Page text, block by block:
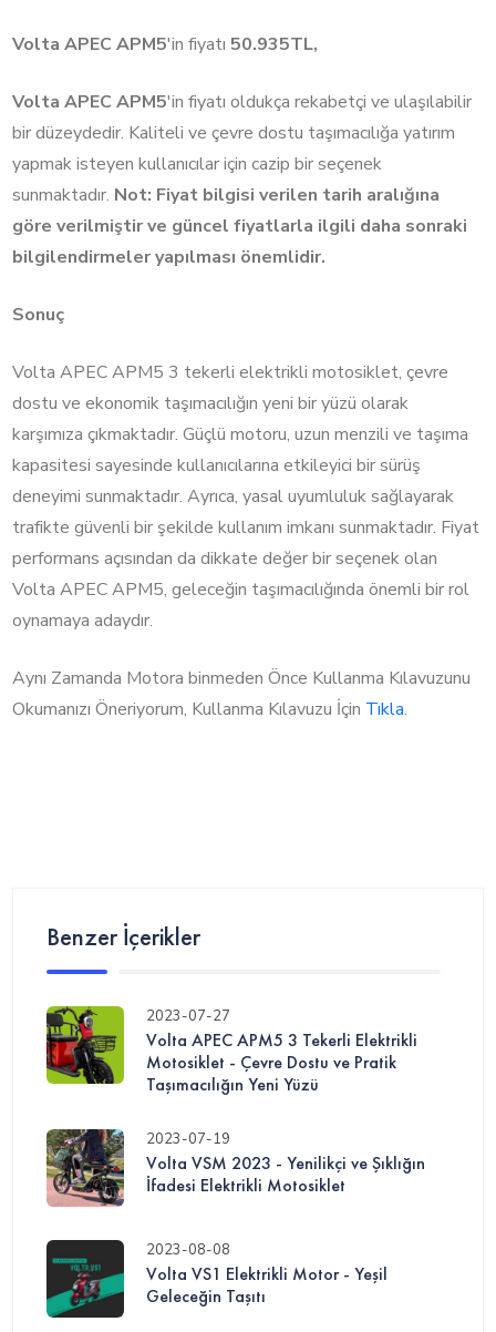
Volta APEC APM5'in fiyatı 50.935TL,
Volta APEC APM5'in fiyatı oldukça rekabetçi ve ulaşılabilir
bir düzeydedir. Kaliteli ve çevre dostu taşımacılığa yatırım
yapmak isteyen kullanıcılar için cazip bir seçenek
sunmaktadır. Not: Fiyat bilgisi verilen tarih aralığına
göre verilmiştir ve güncel fiyatlarla ilgili daha sonraki
bilgilendirmeler yapılması önemlidir.
Sonuç
Volta APEC APM5 3 tekerli elektrikli motosiklet, çevre
dostu ve ekonomik taşımacılığın yeni bir yüzü olarak
karşımıza çıkmaktadır. Güçlü motoru, uzun menzili ve taşıma
kapasitesi sayesinde kullanıcılarına etkileyici bir sürüş
deneyimi sunmaktadır. Ayrıca, yasal uyumluluk sağlayarak
trafikte güvenli bir şekilde kullanım imkanı sunmaktadır. Fiyat
performans açısından da dikkate değer bir seçenek olan
Volta APEC APM5, geleceğin taşımacılığında önemli bir rol
oynamaya adaydır.
Aynı Zamanda Motora binmeden Önce Kullanma Kılavuzunu
Okumanızı Öneriyorum, Kullanma Kılavuzu İçin Tıkla.
Benzer İçerikler
2023-07-27
Volta APEC APM5 3 Tekerli Elektrikli
Motosiklet - Çevre Dostu ve Pratik
Taşımacılığın Yeni Yüzü
2023-07-19
Volta VSM 2023 - Yenilikçi ve Şıklığın
İfadesi Elektrikli Motosiklet
2023-08-08
Volta VS1 Elektrikli Motor - Yeşil
Geleceğin Taşıtı